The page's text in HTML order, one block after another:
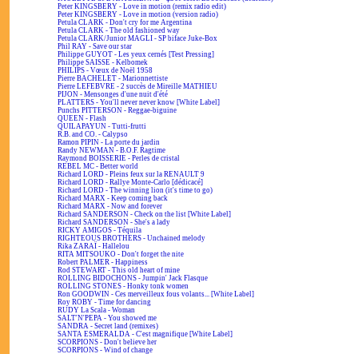
Peter KINGSBERY - Love in motion (remix radio edit)
Peter KINGSBERY - Love in motion (version radio)
Petula CLARK - Don't cry for me Argentina
Petula CLARK - The old fashioned way
Petula CLARK/Junior MAGLI - SP biface Juke-Box
Phil RAY - Save our star
Philippe GUYOT - Les yeux cernés [Test Pressing]
Philippe SAISSE - Kelbomek
PHILIPS - Vœux de Noël 1958
Pierre BACHELET - Marionnettiste
Pierre LEFEBVRE - 2 succès de Mireille MATHIEU
PIJON - Mensonges d'une nuit d'été
PLATTERS - You'll never never know [White Label]
Punchs PITTERSON - Reggae-biguine
QUEEN - Flash
QUILAPAYUN - Tutti-frutti
R.B. and CO. - Calypso
Ramon PIPIN - La porte du jardin
Randy NEWMAN - B.O.F. Ragtime
Raymond BOISSERIE - Perles de cristal
REBEL MC - Better world
Richard LORD - Pleins feux sur la RENAULT 9
Richard LORD - Rallye Monte-Carlo [dédicacé]
Richard LORD - The winning lion (it's time to go)
Richard MARX - Keep coming back
Richard MARX - Now and forever
Richard SANDERSON - Check on the list [White Label]
Richard SANDERSON - She's a lady
RICKY AMIGOS - Téquila
RIGHTEOUS BROTHERS - Unchained melody
Rika ZARAÏ - Hallelou
RITA MITSOUKO - Don't forget the nite
Robert PALMER - Happiness
Rod STEWART - This old heart of mine
ROLLING BIDOCHONS - Jumpin' Jack Flasque
ROLLING STONES - Honky tonk women
Ron GOODWIN - Ces merveilleux fous volants... [White Label]
Roy ROBY - Time for dancing
RUDY La Scala - Woman
SALT'N'PEPA - You showed me
SANDRA - Secret land (remixes)
SANTA ESMERALDA - C'est magnifique [White Label]
SCORPIONS - Don't believe her
SCORPIONS - Wind of change